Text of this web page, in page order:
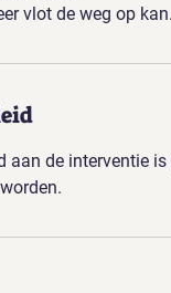
vlot de weg op kan.
de interventie